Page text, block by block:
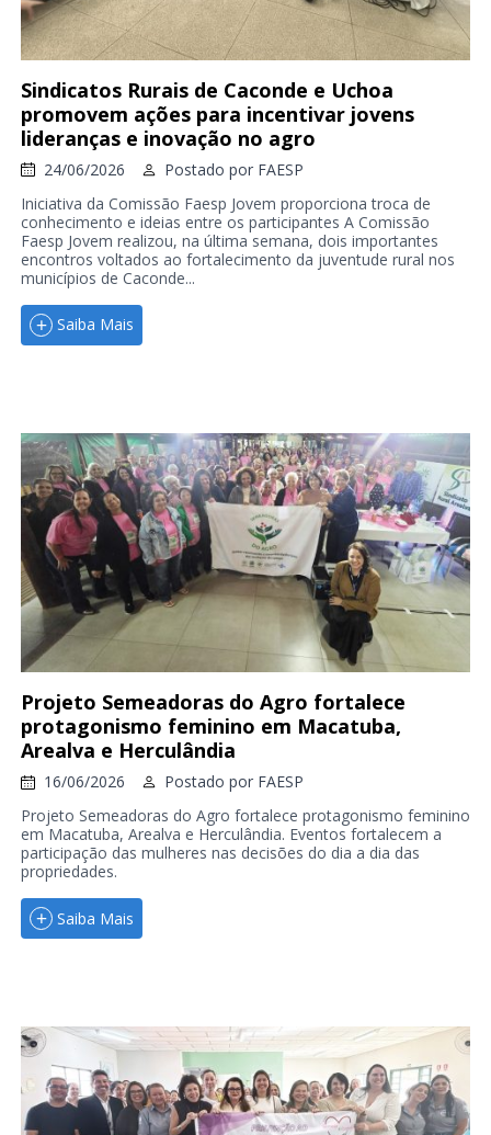
Sindicatos Rurais de Caconde e Uchoa
promovem ações para incentivar jovens
lideranças e inovação no agro
24/06/2026 Postado por FAESP
Iniciativa da Comissão Faesp Jovem proporciona troca de
conhecimento e ideias entre os participantes A Comissão
Faesp Jovem realizou, na última semana, dois importantes
encontros voltados ao fortalecimento da juventude rural nos
municípios de Caconde...
Saiba Mais
Projeto Semeadoras do Agro fortalece
protagonismo feminino em Macatuba,
Arealva e Herculândia
16/06/2026 Postado por FAESP
Projeto Semeadoras do Agro fortalece protagonismo feminino
em Macatuba, Arealva e Herculândia. Eventos fortalecem a
participação das mulheres nas decisões do dia a dia das
propriedades.
Saiba Mais